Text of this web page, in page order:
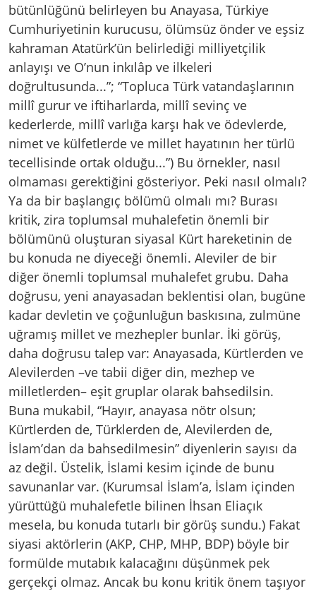
bütünlüğünü belirleyen bu Anayasa, Türkiye
Cumhuriyetinin kurucusu, ölümsüz önder ve eşsiz
kahraman Atatürk’ün belirlediği milliyetçilik
anlayışı ve O’nun inkılâp ve ilkeleri
doğrultusunda...”; “Topluca Türk vatandaşlarının
millî gurur ve iftiharlarda, millî sevinç ve
kederlerde, millî varlığa karşı hak ve ödevlerde,
nimet ve külfetlerde ve millet hayatının her türlü
tecellisinde ortak olduğu...”) Bu örnekler, nasıl
olmaması gerektiğini gösteriyor. Peki nasıl olmalı?
Ya da bir başlangıç bölümü olmalı mı? Burası
kritik, zira toplumsal muhalefetin önemli bir
bölümünü oluşturan siyasal Kürt hareketinin de
bu konuda ne diyeceği önemli. Aleviler de bir
diğer önemli toplumsal muhalefet grubu. Daha
doğrusu, yeni anayasadan beklentisi olan, bugüne
kadar devletin ve çoğunluğun baskısına, zulmüne
uğramış millet ve mezhepler bunlar. İki görüş,
daha doğrusu talep var: Anayasada, Kürtlerden ve
Alevilerden –ve tabii diğer din, mezhep ve
milletlerden– eşit gruplar olarak bahsedilsin.
Buna mukabil, “Hayır, anayasa nötr olsun;
Kürtlerden de, Türklerden de, Alevilerden de,
İslam’dan da bahsedilmesin” diyenlerin sayısı da
az değil. Üstelik, İslami kesim içinde de bunu
savunanlar var. (Kurumsal İslam’a, İslam içinden
yürüttüğü muhalefetle bilinen İhsan Eliaçık
mesela, bu konuda tutarlı bir görüş sundu.) Fakat
siyasi aktörlerin (AKP, CHP, MHP, BDP) böyle bir
formülde mutabık kalacağını düşünmek pek
gerçekçi olmaz. Ancak bu konu kritik önem taşıyor